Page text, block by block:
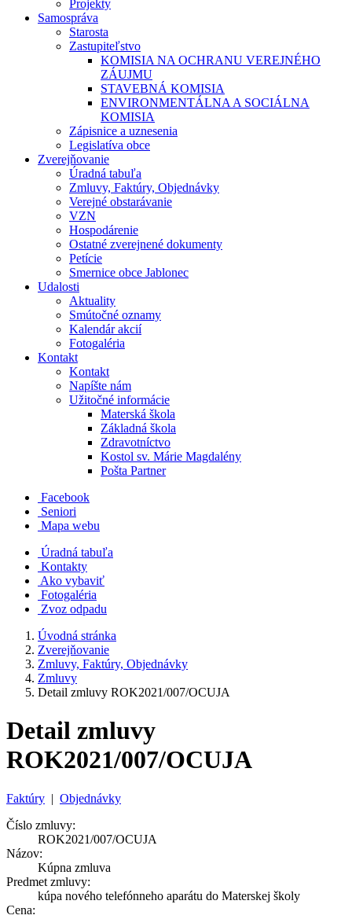
Projekty
Samospráva
Starosta
Zastupiteľstvo
KOMISIA NA OCHRANU VEREJNÉHO
ZÁUJMU
STAVEBNÁ KOMISIA
ENVIRONMENTÁLNA A SOCIÁLNA
KOMISIA
Zápisnice a uznesenia
Legislatíva obce
Zverejňovanie
Úradná tabuľa
Zmluvy, Faktúry, Objednávky
Verejné obstarávanie
VZN
Hospodárenie
Ostatné zverejnené dokumenty
Petície
Smernice obce Jablonec
Udalosti
Aktuality
Smútočné oznamy
Kalendár akcií
Fotogaléria
Kontakt
Kontakt
Napíšte nám
Užitočné informácie
Materská škola
Základná škola
Zdravotníctvo
Kostol sv. Márie Magdalény
Pošta Partner
Facebook
Seniori
Mapa webu
Úradná tabuľa
Kontakty
Ako vybaviť
Fotogaléria
Zvoz odpadu
Úvodná stránka
Zverejňovanie
Zmluvy, Faktúry, Objednávky
Zmluvy
Detail zmluvy ROK2021/007/OCUJA
Detail zmluvy
ROK2021/007/OCUJA
Faktúry | Objednávky
Číslo zmluvy:
ROK2021/007/OCUJA
Názov:
Kúpna zmluva
Predmet zmluvy:
kúpa nového telefónneho aparátu do Materskej školy
Cena: